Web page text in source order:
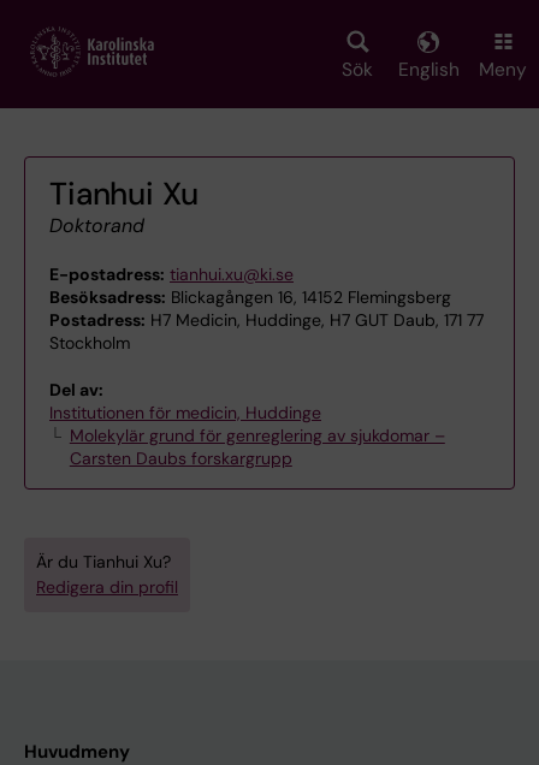
main
Sök English Meny
Tianhui Xu
Doktorand
E-postadress: tianhui.xu@ki.se
Besöksadress: Blickagången 16, 14152 Flemingsberg
Postadress: H7 Medicin, Huddinge, H7 GUT Daub, 171 77
Stockholm
Del av:
Institutionen för medicin, Huddinge
Molekylär grund för genreglering av sjukdomar –
Carsten Daubs forskargrupp
Är du Tianhui Xu?
Redigera din profil
Huvudmeny